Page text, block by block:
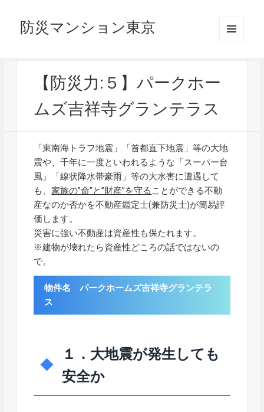
防災マンション東京
【防災力:５】パークホー
ムズ吉祥寺グランテラス
「東南海トラフ地震」「首都直下地震」等の大地
震や、千年に一度といわれるような「スーパー台
風」「線状降水帯豪雨」等の大水害に遭遇して
も、家族の”命”と”財産”を守る ことができる不動
産なのか否かを不動産鑑定士(兼防災士)が簡易評
価します。
災害に強い不動産は資産性も保たれます。
※建物が壊れたら資産性どころの話ではないの
で。
物件名 パークホームズ吉祥寺グランテラ
ス
１．大地震が発生しても
安全か